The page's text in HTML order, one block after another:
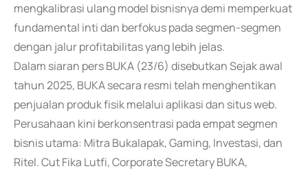
mengkalibrasi ulang model bisnisnya demi memperkuat
fundamental inti dan berfokus pada segmen-segmen
dengan jalur profitabilitas yang lebih jelas.
Dalam siaran pers BUKA (23/6) disebutkan Sejak awal
tahun 2025, BUKA secara resmi telah menghentikan
penjualan produk fisik melalui aplikasi dan situs web.
Perusahaan kini berkonsentrasi pada empat segmen
bisnis utama: Mitra Bukalapak, Gaming, Investasi, dan
Ritel. Cut Fika Lutfi, Corporate Secretary BUKA,